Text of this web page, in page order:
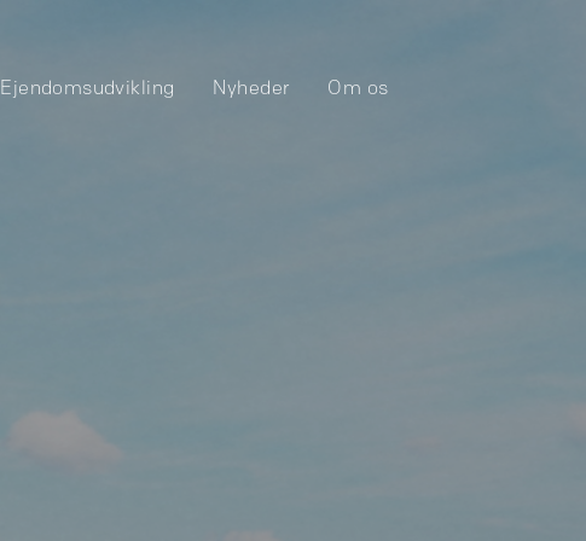
Ejendomsudvikling Nyheder Om os